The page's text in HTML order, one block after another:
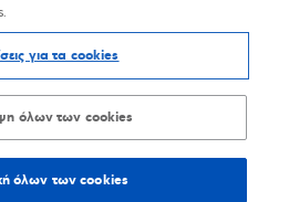
Προσβασιμότητας
Sitemap
για τα cookies
όλων των cookies
όλων των cookies